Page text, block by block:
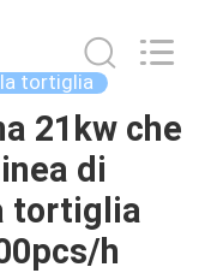
tortiglia
21kw che
di
tortiglia
h